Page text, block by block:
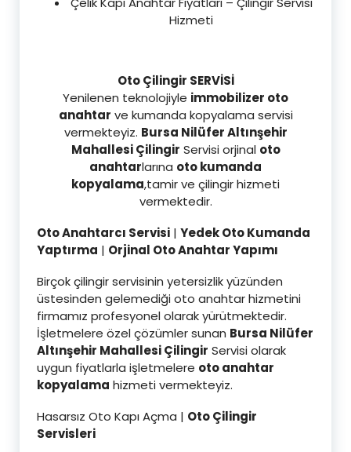
Hizmeti
Oto Çilingir SERVİSİ
Yenilenen teknolojiyle immobilizer oto
anahtar ve kumanda kopyalama servisi
vermekteyiz. Bursa Nilüfer Altınşehir
Mahallesi Çilingir Servisi orjinal oto
anahtarlarına oto kumanda
kopyalama,tamir ve çilingir hizmeti
vermektedir.
Oto Anahtarcı Servisi | Yedek Oto Kumanda
Yaptırma | Orjinal Oto Anahtar Yapımı
Birçok çilingir servisinin yetersizlik yüzünden
üstesinden gelemediği oto anahtar hizmetini
firmamız profesyonel olarak yürütmektedir.
İşletmelere özel çözümler sunan Bursa Nilüfer
Altınşehir Mahallesi Çilingir Servisi olarak
uygun fiyatlarla işletmelere oto anahtar
kopyalama hizmeti vermekteyiz.
Hasarsız Oto Kapı Açma | Oto Çilingir
Servisleri